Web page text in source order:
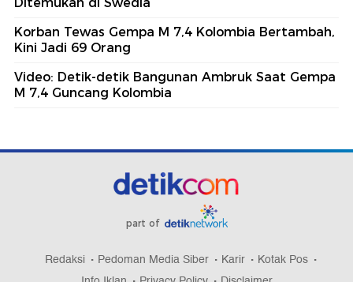
Korban Tewas Gempa M 7,4 Kolombia Bertambah,
Kini Jadi 69 Orang
Video: Detik-detik Bangunan Ambruk Saat Gempa
M 7,4 Guncang Kolombia
part of
Redaksi Pedoman Media Siber Karir
Kotak Pos